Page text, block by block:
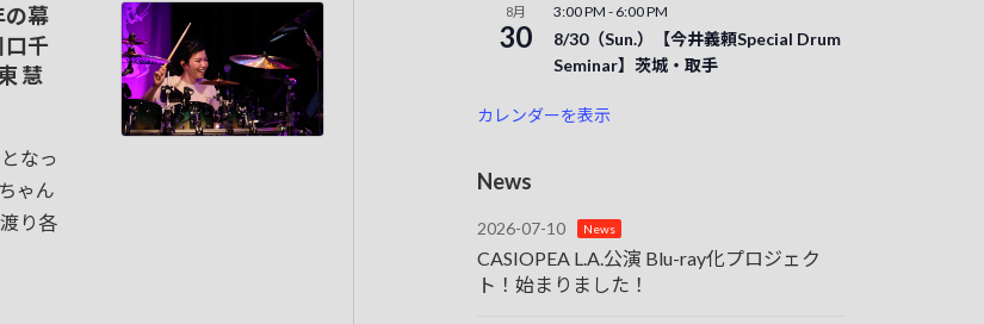
の幕
口千
慧
なっ
ゃん
り各
8月
30
3:00 PM - 6:00 PM
8/30（Sun.）【今井義頼Special Drum
Seminar】茨城・取手
カレンダーを表示
News
2026-07-10 News
CASIOPEA L.A.公演 Blu-ray化プロジェク
ト！始まりました！